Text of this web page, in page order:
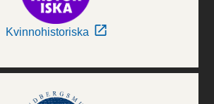
Kvinnohistoriska